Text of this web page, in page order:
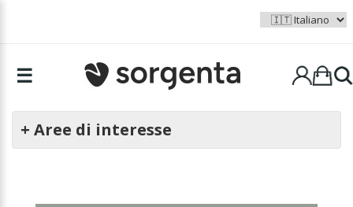
☰
+ Aree di interesse